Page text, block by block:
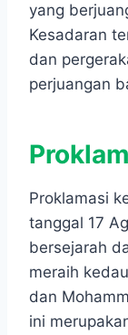
yang
Kesadaran
dan
perjuangan
Proklamasi
tanggal 17
bersejarah
meraih
dan
ini